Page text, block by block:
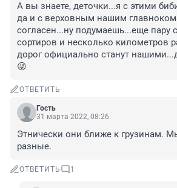
А вы знаете, деточки...я с этими
да и с верховным нашим
согласен...ну подумаешь...еще пару
сортиров и несколько километров
дорог официально станут
😜
ОТВЕТИТЬ
Гость
31 марта 2022, 08:26
Этнически они ближе к грузинам.
разные.
ОТВЕТИТЬ 1